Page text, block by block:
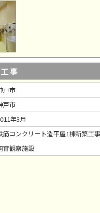
事
戸市
戸市
年3月
筋コンクリート造平屋1棟新築工
育観察施設